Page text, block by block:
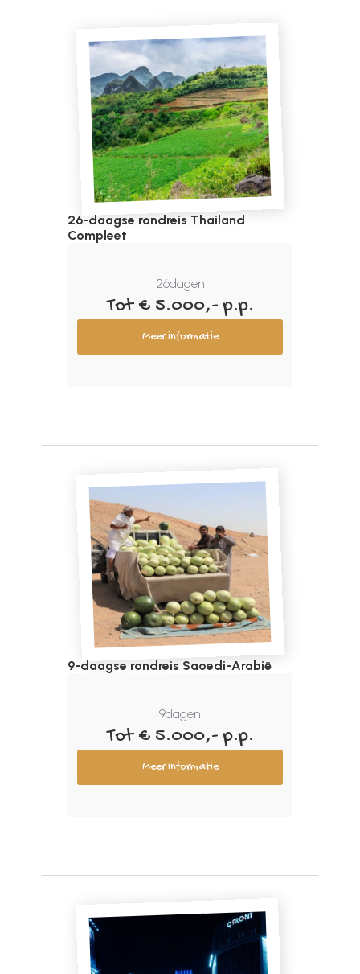
26-daagse rondreis Thailand
Compleet
26dagen
Tot € 5.000,- p.p.
Meer informatie
9-daagse rondreis Saoedi-Arabië
9dagen
Tot € 5.000,- p.p.
Meer informatie